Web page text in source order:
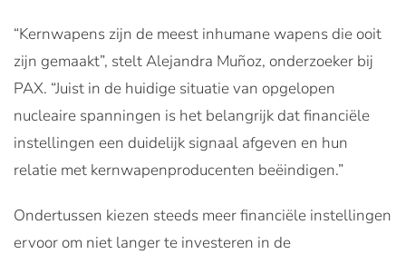
“Kernwapens zijn de meest inhumane wapens die ooit
zijn gemaakt”, stelt Alejandra Muñoz, onderzoeker bij
PAX. “Juist in de huidige situatie van opgelopen
nucleaire spanningen is het belangrijk dat financiële
instellingen een duidelijk signaal afgeven en hun
relatie met kernwapenproducenten beëindigen.”
Ondertussen kiezen steeds meer financiële instellingen
ervoor om niet langer te investeren in de